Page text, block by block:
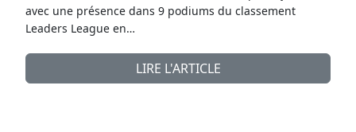
avec une présence dans 9 podiums du classement
Leaders League en…
LIRE L'ARTICLE